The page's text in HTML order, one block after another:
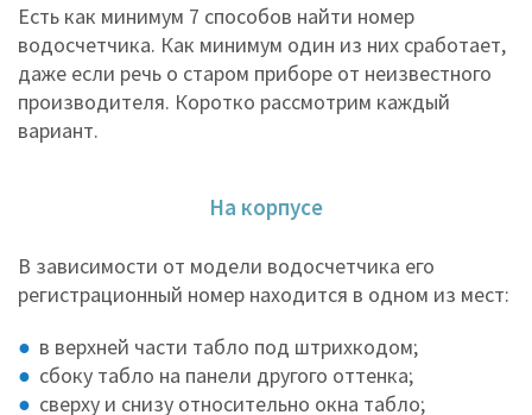
Есть как минимум 7 способов найти номер
водосчетчика. Как минимум один из них сработает,
даже если речь о старом приборе от неизвестного
производителя. Коротко рассмотрим каждый
вариант.
На корпусе
В зависимости от модели водосчетчика его
регистрационный номер находится в одном из мест:
в верхней части табло под штрихкодом;
сбоку табло на панели другого оттенка;
сверху и снизу относительно окна табло;